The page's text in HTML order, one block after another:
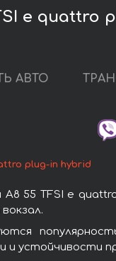
e
АВТО
plug-in hybrid
55 TFSI e
устойчивости